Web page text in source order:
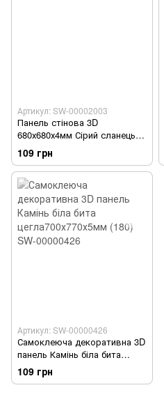
Артикул: SW-00002003
Панель стінова 3D
680х680х4мм Сірий сланець
SW-00002003
109 грн
Артикул: SW-00000426
Самоклеюча декоративна 3D
панель Камінь біла бита
цегла700х770х5мм (180) SW-
00000426
109 грн